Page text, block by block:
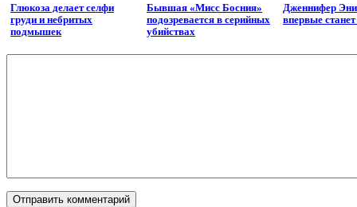
Глюкоза делает селфи
груди и небритых
подмышек
Бывшая «Мисс Босния»
подозревается в серийных
убийствах
Дженнифер
впервые